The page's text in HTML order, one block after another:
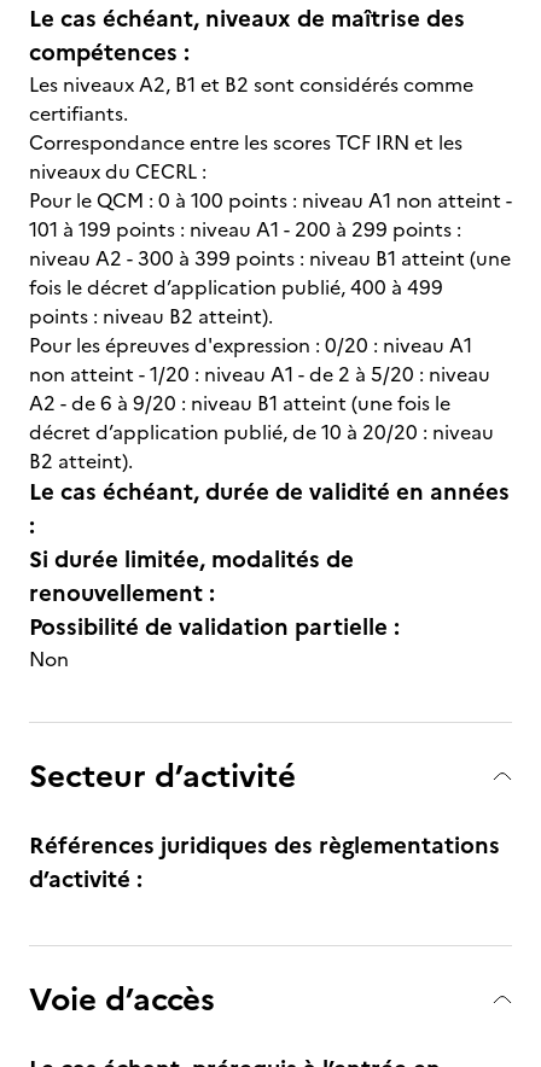
Le cas échéant, niveaux de maîtrise des
compétences :
Les niveaux A2, B1 et B2 sont considérés comme
certifiants.
Correspondance entre les scores TCF IRN et les
niveaux du CECRL :
Pour le QCM : 0 à 100 points : niveau A1 non atteint -
101 à 199 points : niveau A1 - 200 à 299 points :
niveau A2 - 300 à 399 points : niveau B1 atteint (une
fois le décret d’application publié, 400 à 499
points : niveau B2 atteint).
Pour les épreuves d'expression : 0/20 : niveau A1
non atteint - 1/20 : niveau A1 - de 2 à 5/20 : niveau
A2 - de 6 à 9/20 : niveau B1 atteint (une fois le
décret d’application publié, de 10 à 20/20 : niveau
B2 atteint).
Le cas échéant, durée de validité en années
:
Si durée limitée, modalités de
renouvellement :
Possibilité de validation partielle :
Non
Secteur d’activité
Références juridiques des règlementations
d’activité :
Voie d’accès